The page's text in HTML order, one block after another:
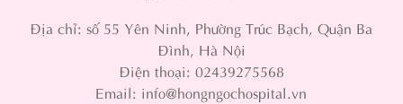
Địa chỉ: số 55 Yên Ninh, Phường Trúc Bạch, Quận Ba
Đình, Hà Nội
Điện thoại: 02439275568
Email: info@hongngochospital.vn